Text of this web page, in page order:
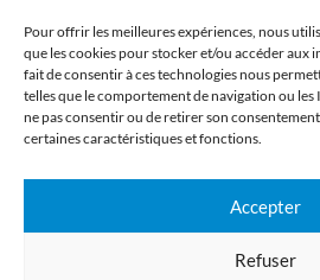
Pour offrir les meilleures expériences, nous
que les cookies pour stocker et/ou accéder aux
fait de consentir à ces technologies nous
telles que le comportement de navigation ou les
ne pas consentir ou de retirer son
certaines caractéristiques et fonctions.
Accepter
Refuser
Imprimerie